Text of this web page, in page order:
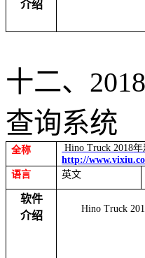
介绍
十二、 2018
查询系统
全称 Hino Truck 2018年
http://
语言
英文
软件
介绍
Hino Truck